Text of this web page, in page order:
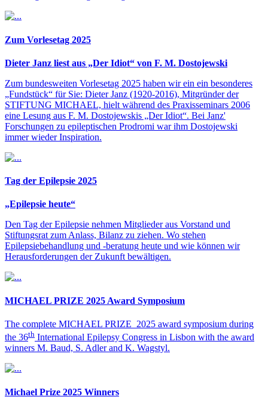
Zum Vorlesetag 2025
Dieter Janz liest aus „Der Idiot“ von F. M. Dostojewski
Zum bundesweiten Vorlesetag 2025 haben wir ein ein besonderes
„Fundstück“ für Sie: Dieter Janz (1920-2016), Mitgründer der
STIFTUNG MICHAEL, hielt während des Praxisseminars 2006
eine Lesung aus F. M. Dostojewskis „Der Idiot“. Bei Janz'
Forschungen zu epileptischen Prodromi war ihm Dostojewski
immer wieder Inspiration.
Tag der Epilepsie 2025
„Epilepsie heute“
Den Tag der Epilepsie nehmen Mitglieder aus Vorstand und
Stiftungsrat zum Anlass, Bilanz zu ziehen. Wo stehen
Epilepsiebehandlung und -beratung heute und wie können wir
Herausforderungen der Zukunft bewältigen.
MICHAEL PRIZE 2025 Award Symposium
The complete MICHAEL PRIZE 2025 award symposium during
the 36th International Epilepsy Congress in Lisbon with the award
winners M. Baud, S. Adler and K. Wagstyl.
Michael Prize 2025 Winners